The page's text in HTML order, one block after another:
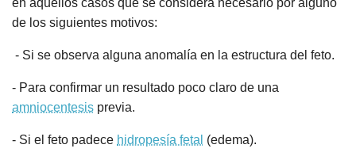
de los siguientes motivos:
- Si se observa alguna anomalía en la estructura del feto.
- Para confirmar un resultado poco claro de una
amniocentesis previa.
- Si el feto padece hidropesía fetal (edema).